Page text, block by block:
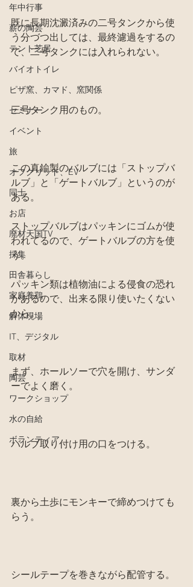
年中行事
薪の陶芸
テント芝居
バイオトイレ
ピザ窯、カマド、窯関係
セミナー
イベント
旅
オフグリッド、EV
同士
お店
廃材天国TV
採集
田舎暮らし
家庭養鶏
解体現場
IT、デジタル
取材
陶芸
ワークショップ
水の自給
ボランティア
既に長期沈澱済みの二号タンクから使
う分づつ出しては、最終濾過をするの
で、二号タンクには入れられない。
三号タンク用のもの。
この真鍮製のバルブには「ストップバ
ルブ」と「ゲートバルブ」というのが
ある。
ストップバルブはパッキンにゴムが使
われてるので、ゲートバルブの方を使
う。
パッキン類は植物油による侵食の恐れ
があるので、出来る限り使いたくない
から。
まず、ホールソーで穴を開け、サンダ
ーでよく磨く。
バルブ取り付け用の口をつける。
裏から土歩にモンキーで締めつけても
らう。
シールテープを巻きながら配管する。